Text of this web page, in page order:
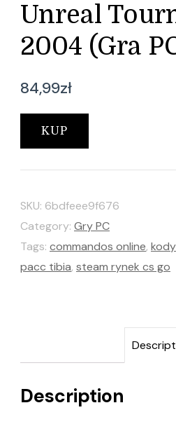
Unreal
2004 (Gra
84,99zł
KUP
SKU: 6bdfeee9f676
Category: Gry PC
Tags: commandos online,
pacc tibia, steam rynek cs go
Description